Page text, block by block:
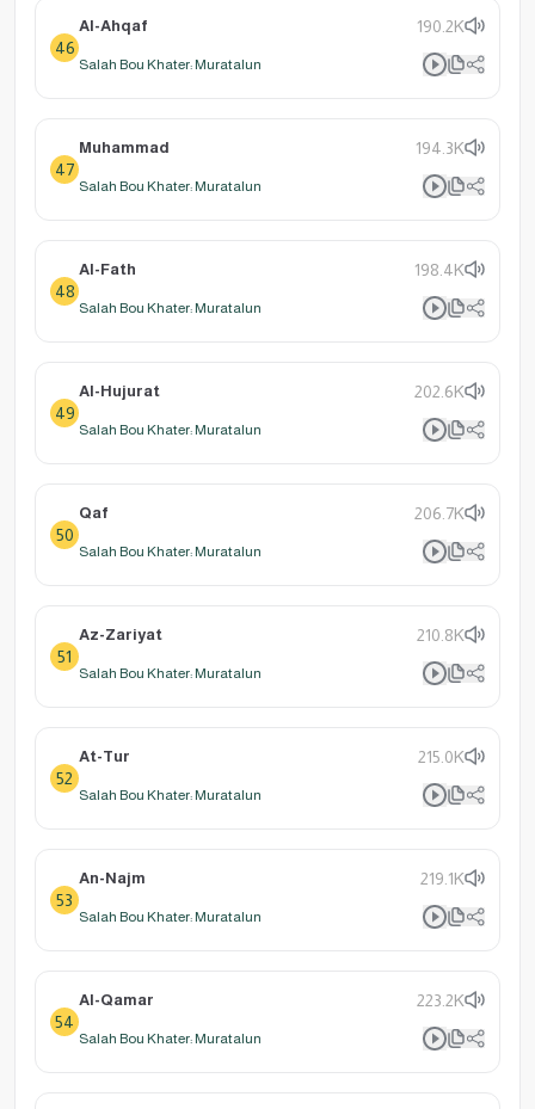
46
Al-Ahqaf 190.2K
Salah Bou Khater: Muratalun
47
Muhammad 194.3K
Salah Bou Khater: Muratalun
48
Al-Fath 198.4K
Salah Bou Khater: Muratalun
49
Al-Hujurat 202.6K
Salah Bou Khater: Muratalun
50
Qaf 206.7K
Salah Bou Khater: Muratalun
51
Az-Zariyat 210.8K
Salah Bou Khater: Muratalun
52
At-Tur 215.0K
Salah Bou Khater: Muratalun
53
An-Najm 219.1K
Salah Bou Khater: Muratalun
54
Al-Qamar 223.2K
Salah Bou Khater: Muratalun